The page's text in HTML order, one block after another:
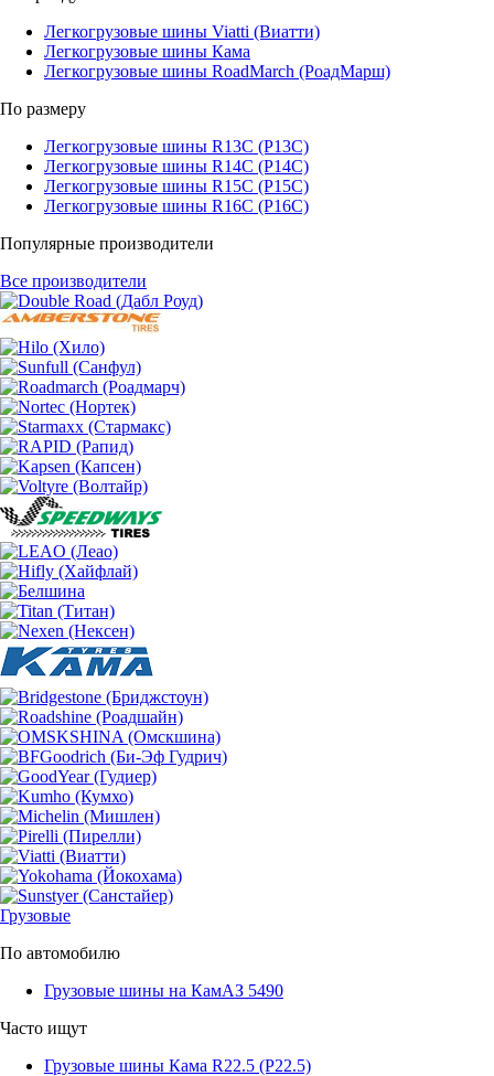
Легкогрузовые шины Viatti (Виатти)
Легкогрузовые шины Кама
Легкогрузовые шины RoadMarch (РоадМарш)
По размеру
Легкогрузовые шины R13C (Р13С)
Легкогрузовые шины R14C (Р14С)
Легкогрузовые шины R15C (Р15С)
Легкогрузовые шины R16C (Р16С)
Популярные производители
Все производители
Грузовые
По автомобилю
Грузовые шины на КамАЗ 5490
Часто ищут
Грузовые шины Кама R22.5 (Р22.5)